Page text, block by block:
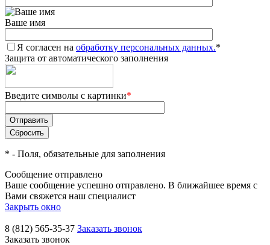
Ваше имя
Я согласен на обработку персональных данных.*
Защита от автоматического заполнения
Введите символы с картинки*
* - Поля, обязательные для заполнения
Сообщение отправлено
Ваше сообщение успешно отправлено. В ближайшее время с
Вами свяжется наш специалист
Закрыть окно
8 (812) 565-35-37 Заказать звонок
Заказать звонок